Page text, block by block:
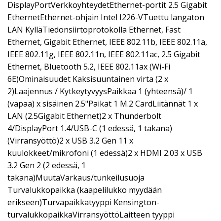
DisplayPortVerkkoyhteydetEthernet-portit 2.5 Gigabit
EthernetEthernet-ohjain Intel I226-VTuettu langaton
LAN KylläTiedonsiirtoprotokolla Ethernet, Fast
Ethernet, Gigabit Ethernet, IEEE 802.11b, IEEE 802.11a,
IEEE 802.11g, IEEE 802.11n, IEEE 802.11ac, 2.5 Gigabit
Ethernet, Bluetooth 5.2, IEEE 802.11ax (Wi-Fi
6E)Ominaisuudet Kaksisuuntainen virta (2 x
2)Laajennus / KytkeytyvyysPaikkaa 1 (yhteensä)/ 1
(vapaa) x sisäinen 2.5"Paikat 1 M.2 CardLiitännät 1 x
LAN (2.5Gigabit Ethernet)2 x Thunderbolt
4/DisplayPort 1.4/USB-C (1 edessä, 1 takana)
(Virransyöttö)2 x USB 3.2 Gen 11 x
kuulokkeet/mikrofoni (1 edessä)2 x HDMI 2.03 x USB
3.2 Gen 2 (2 edessä, 1
takana)MuutaVarkaus/tunkeilusuoja
Turvalukkopaikka (kaapelilukko myydään
erikseen)Turvapaikkatyyppi Kensington-
turvalukkopaikkaVirransyöttöLaitteen tyyppi